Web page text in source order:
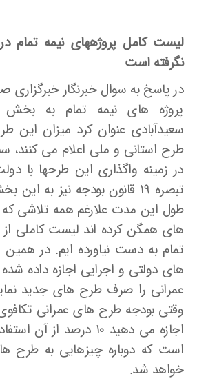
لیست کامل پروژه­های نیمه تمام در
نگرفته است
در پاسخ به سوال خبرنگار خبرگزاری
پروژه ­های نیمه تمام به
طرح استانی و ملی اعلام می­ کنند،
در زمینه واگذاری این طرحها با
تبصره ۱۹ قانون بودجه نیز به
طول این مدت علارغم همه تلاشی
های همگن کرده ­اند لیست کاملی از
عمرانی را صرف طرح های جدید
وقتی بودجه طرح های عمرانی
اجازه می­ دهید ۱۰ درصد
است که دوباره چیزهایی به طرح
خواهد شد.